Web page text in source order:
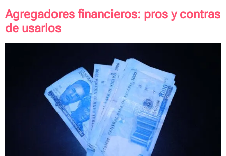
Agregadores financieros: pros y contras
de usarlos